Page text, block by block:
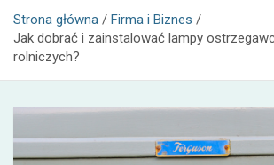
Strona główna
Firma i Biznes
Jak dobrać i zainstalować lampy
rolniczych?